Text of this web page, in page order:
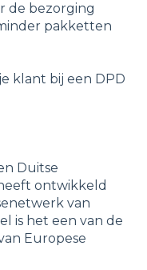
de bezorging
pakketten
klant bij een DPD
Duitse
ontwikkeld
van
is het een van de
Europese